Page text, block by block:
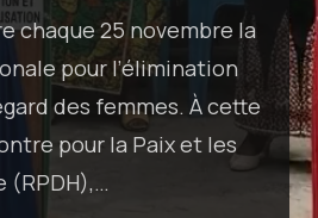
chaque 25 novembre la
pour l’élimination
des femmes. À cette
pour la Paix et les
(RPDH),…